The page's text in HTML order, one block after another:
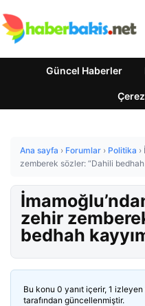
Güncel Haberler
Ana sayfa › Forumlar › Politika ›
zemberek sözler: “Dahili bedhah
zehir
bedhah
Bu konu 0 yanıt içerir, 1 izleyen
tarafından güncellenmiştir.